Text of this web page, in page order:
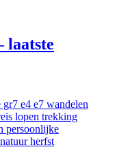
laatste